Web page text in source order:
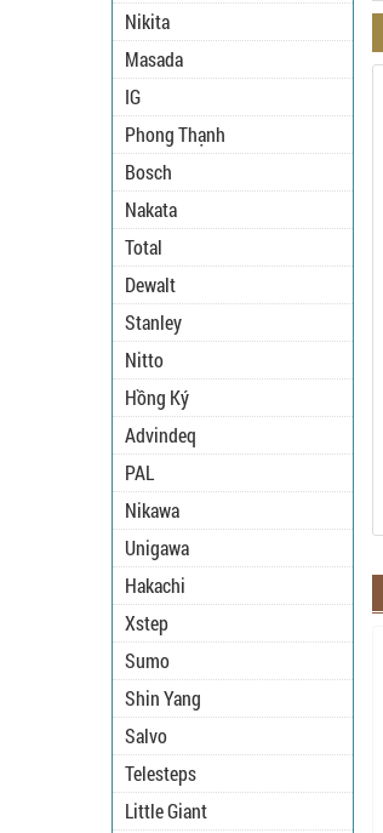
Nikita
Masada
IG
Phong Thạnh
Bosch
Nakata
Total
Dewalt
Stanley
Nitto
Hồng Ký
Advindeq
PAL
Nikawa
Unigawa
Hakachi
Xstep
Sumo
Shin Yang
Salvo
Telesteps
Little Giant